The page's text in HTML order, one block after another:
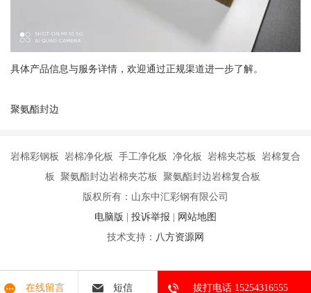
具体产品信息与服务详情，欢迎通过正规渠道进一步了解。
聚氨酯封边
岩棉彩钢板 岩棉净化板 手工净化板 净化板 岩棉夹芯板 岩棉复合
板 聚氨酯封边岩棉夹芯板 聚氨酯封边岩棉复合板
版权所有：山东中汇彩钢有限公司
电脑版 | 投诉举报 | 网站地图
技术支持： 八方资源网
在线留言 短信 拔打电话 15254316555